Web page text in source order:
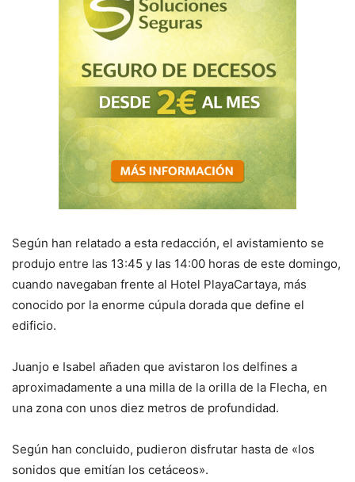
Según han relatado a esta redacción, el avistamiento se
produjo entre las 13:45 y las 14:00 horas de este domingo,
cuando navegaban frente al Hotel PlayaCartaya, más
conocido por la enorme cúpula dorada que define el
edificio.
Juanjo e Isabel añaden que avistaron los delfines a
aproximadamente a una milla de la orilla de la Flecha, en
una zona con unos diez metros de profundidad.
Según han concluido, pudieron disfrutar hasta de «los
sonidos que emitían los cetáceos».